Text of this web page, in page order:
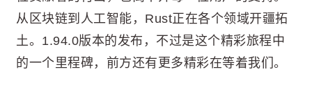
从区块链到人工智能，Rust正在各个领域开疆拓
土。1.94.0版本的发布，不过是这个精彩旅程中
的一个里程碑，前方还有更多精彩在等着我们。